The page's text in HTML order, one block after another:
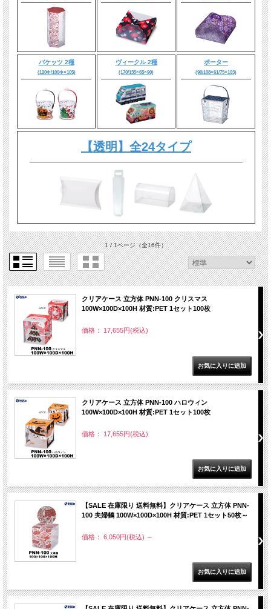
バケッツ 2種
(120Φ/100Φ×105)
ヴィークル 2種
(170/135×65×90)
ポーター
(90/108×61/75×103)
【透明】全24タイプ
1 / 1ページ（全16件）
クリアケース 立方体 PNN-100 クリスマス
100W×100D×100H 材質:PET 1セット100枚
価格： 17,655円(税込)
クリアケース 立方体 PNN-100 ハロウィン
100W×100D×100H 材質:PET 1セット100枚
価格： 17,655円(税込)
【SALE 在庫限り 送料無料】クリアケース 立方体 PNN-
100 夫婦鶴 100W×100D×100H 材質:PET 1セット50枚～
価格： 6,050円(税込) ～